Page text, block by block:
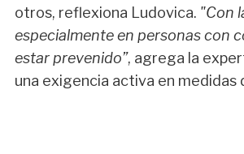
otros, reflexiona Ludovica. "Con
especialmente en personas con
estar prevenido”, agrega la
una exigencia activa en medidas